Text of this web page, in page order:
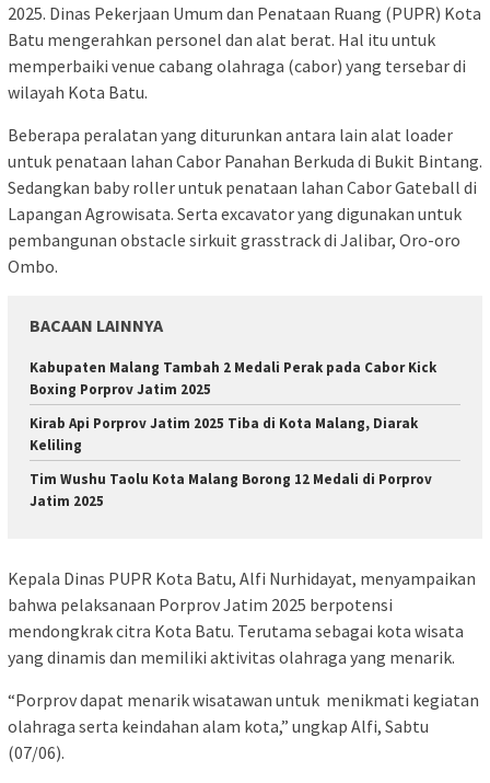
2025. Dinas Pekerjaan Umum dan Penataan Ruang (PUPR) Kota
Batu mengerahkan personel dan alat berat. Hal itu untuk
memperbaiki venue cabang olahraga (cabor) yang tersebar di
wilayah Kota Batu.
Beberapa peralatan yang diturunkan antara lain alat loader
untuk penataan lahan Cabor Panahan Berkuda di Bukit Bintang.
Sedangkan baby roller untuk penataan lahan Cabor Gateball di
Lapangan Agrowisata. Serta excavator yang digunakan untuk
pembangunan obstacle sirkuit grasstrack di Jalibar, Oro-oro
Ombo.
BACAAN LAINNYA
Kabupaten Malang Tambah 2 Medali Perak pada Cabor Kick
Boxing Porprov Jatim 2025
Kirab Api Porprov Jatim 2025 Tiba di Kota Malang, Diarak
Keliling
Tim Wushu Taolu Kota Malang Borong 12 Medali di Porprov
Jatim 2025
Kepala Dinas PUPR Kota Batu, Alfi Nurhidayat, menyampaikan
bahwa pelaksanaan Porprov Jatim 2025 berpotensi
mendongkrak citra Kota Batu. Terutama sebagai kota wisata
yang dinamis dan memiliki aktivitas olahraga yang menarik.
“Porprov dapat menarik wisatawan untuk menikmati kegiatan
olahraga serta keindahan alam kota,” ungkap Alfi, Sabtu
(07/06).